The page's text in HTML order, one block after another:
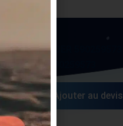
HOLDER 590259573
Ajouter au devis